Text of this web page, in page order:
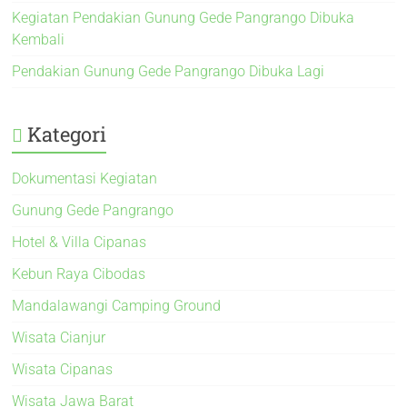
Kegiatan Pendakian Gunung Gede Pangrango Dibuka
Kembali
Pendakian Gunung Gede Pangrango Dibuka Lagi
Kategori
Dokumentasi Kegiatan
Gunung Gede Pangrango
Hotel & Villa Cipanas
Kebun Raya Cibodas
Mandalawangi Camping Ground
Wisata Cianjur
Wisata Cipanas
Wisata Jawa Barat